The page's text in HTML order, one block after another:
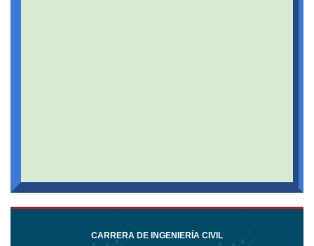
CARRERA DE INGENIERÍA CIVIL